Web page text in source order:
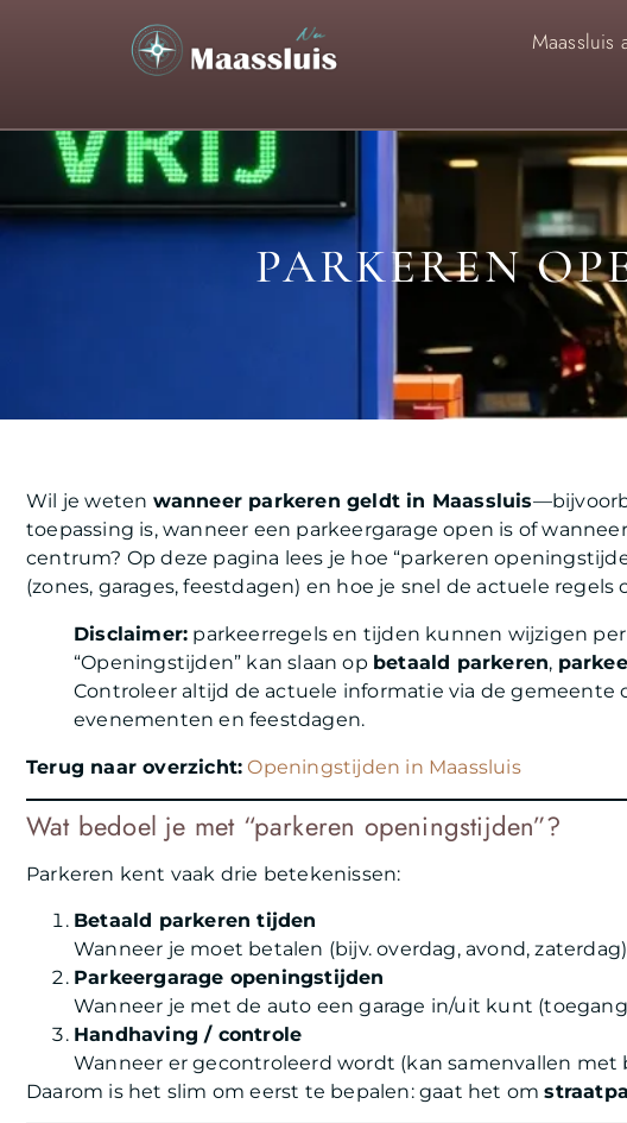
Maassluis
PARKEREN
Wil je weten wanneer parkeren geldt in Maassluis
toepassing is, wanneer een parkeergarage open is of
centrum? Op deze pagina lees je hoe “parkeren
(zones, garages, feestdagen) en hoe je snel de actuele regels
Disclaimer: parkeerregels en tijden kunnen wijzigen
“Openingstijden” kan slaan op betaald parkeren,
Controleer altijd de actuele informatie via de gemeente
evenementen en feestdagen.
Terug naar overzicht: Openingstijden in Maassluis
Wat bedoel je met “parkeren openingstijden”?
Parkeren kent vaak drie betekenissen:
Betaald parkeren tijden
Wanneer je moet betalen (bijv. overdag, avond,
Parkeergarage openingstijden
Wanneer je met de auto een garage in/uit kunt
Handhaving / controle
Wanneer er gecontroleerd wordt (kan samenvallen met
Daarom is het slim om eerst te bepalen: gaat het om